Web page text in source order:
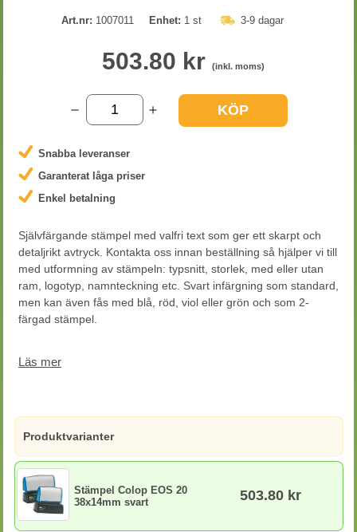
Art.nr: 1007011 Enhet: 1 st 3-9 dagar
503.80 kr (inkl. moms)
KÖP
Snabba leveranser
Garanterat låga priser
Enkel betalning
Självfärgande stämpel med valfri text som ger ett skarpt och
detaljrikt avtryck. Kontakta oss innan beställning så hjälper vi till
med utformning av stämpeln: typsnitt, storlek, med eller utan
ram, logotyp, namnteckning etc. Svart infärgning som standard,
men kan även fås med blå, röd, viol eller grön och som 2-
färgad stämpel.
Begränsad returrätt
Läs mer
Produktvarianter
Stämpel Colop EOS 20
38x14mm svart
503.80 kr